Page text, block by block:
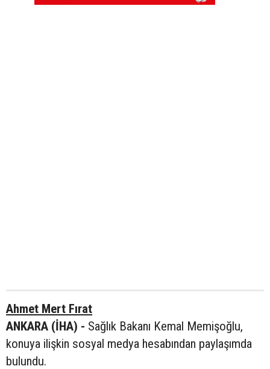
Ahmet Mert Fırat
ANKARA (İHA) - Sağlık Bakanı Kemal Memişoğlu,
konuya ilişkin sosyal medya hesabından paylaşımda
bulundu.